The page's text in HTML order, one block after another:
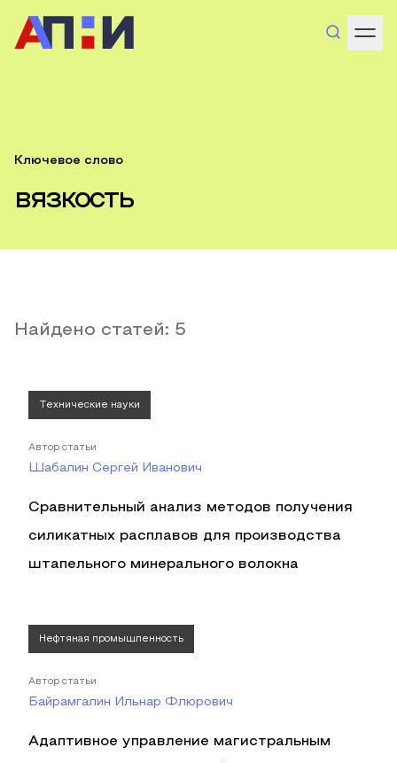
Ключевое слово
вязкость
Найдено статей: 5
Технические науки
Автор статьи
Шабалин Сергей Иванович
Сравнительный анализ методов получения
силикатных расплавов для производства
штапельного минерального волокна
Нефтяная промышленность
Автор статьи
Байрамгалин Ильнар Флюрович
Адаптивное управление магистральным